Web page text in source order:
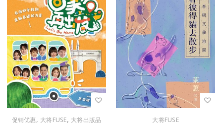
促销优惠, 大将FUSE, 大将出版品 大将FUSE